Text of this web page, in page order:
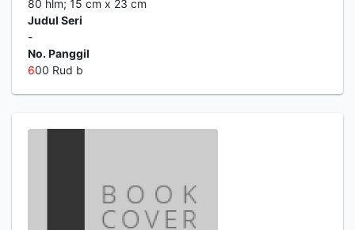
80 hlm; 15 cm x 23 cm
Judul Seri
-
No. Panggil
600 Rud b